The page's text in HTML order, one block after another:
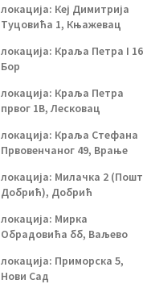
локација: Кеј Димитрија
Туцовића 1, Књажевац
локација: Краља Петра I
Бор
локација: Краља Петра
првог 1В, Лесковац
локација: Краља Стефана
Првовенчаног 49, Врање
локација: Милачка 2
Добрић), Добрић
локација: Мирка
Обрадовића бб, Ваљево
локација: Приморска 5,
Нови Сад